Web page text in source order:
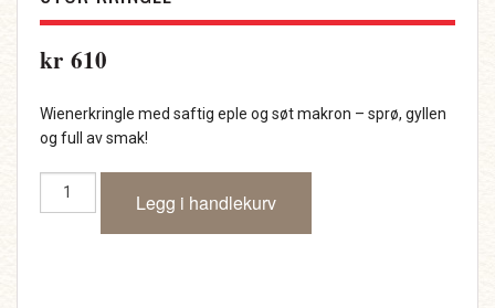
kr 610
Wienerkringle med saftig eple og søt makron – sprø, gyllen
og full av smak!
Stor
kringle
Legg i handlekurv